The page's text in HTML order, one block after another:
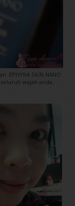
EPHYRA SKIN NANO
wajah anda.